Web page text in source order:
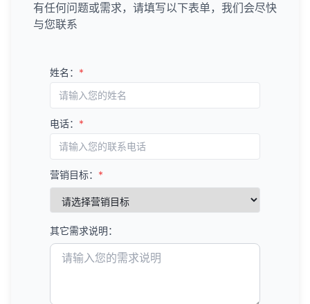
有任何问题或需求，请填写以下表单，我们会尽快
与您联系
姓名： *
电话： *
营销目标： *
其它需求说明：